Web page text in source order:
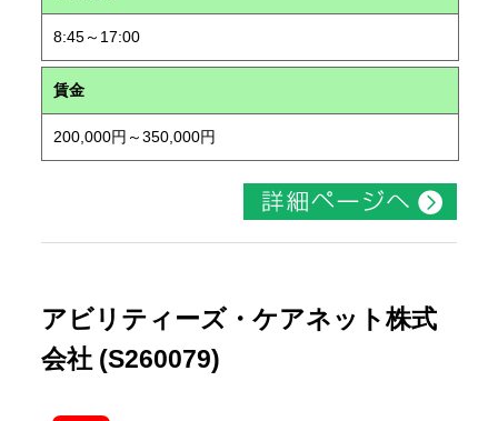
8:45～17:00
賃金
200,000円～350,000円
アビリティーズ・ケアネット株式
会社 (S260079)